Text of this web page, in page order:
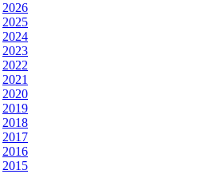
2026
2025
2024
2023
2022
2021
2020
2019
2018
2017
2016
2015